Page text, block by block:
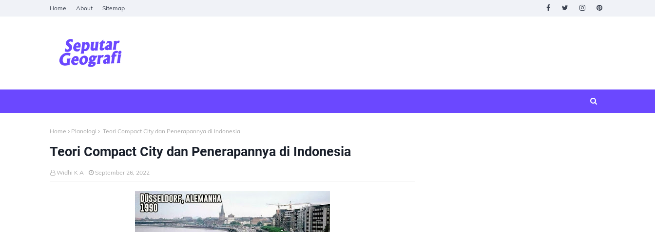
Home About Sitemap
Home Planologi Teori Compact City dan Penerapannya di Indonesia
Teori Compact City dan Penerapannya di Indonesia
Widhi K A September 26, 2022